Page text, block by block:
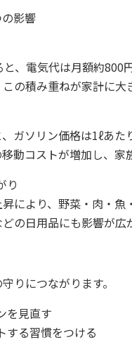
影響
、電気代は月額約800
の積み重ねが家計に大
ガソリン価格は1ℓあた
動コストが増加し、家
り
により、野菜・肉・魚
の日用品にも影響が広
りにつながります。
を見直す
する習慣をつける